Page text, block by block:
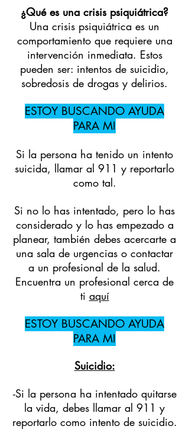
¿Qué es una crisis psiquiátrica?
Una crisis psiquiátrica es un
comportamiento que requiere una
intervención inmediata. Estos
pueden ser: intentos de suicidio,
sobredosis de drogas y delirios.
ESTOY BUSCANDO AYUDA
PARA MI
Si la persona ha tenido un intento
suicida, llamar al 911 y reportarlo
como tal.
Si no lo has intentado, pero lo has
considerado y lo has empezado a
planear, también debes acercarte a
una sala de urgencias o contactar
a un profesional de la salud.
Encuentra un profesional cerca de
ti aquí
ESTOY BUSCANDO AYUDA
PARA MI
Suicidio:
-Si la persona ha intentado quitarse
la vida, debes llamar al 911 y
reportarlo como intento de suicidio.